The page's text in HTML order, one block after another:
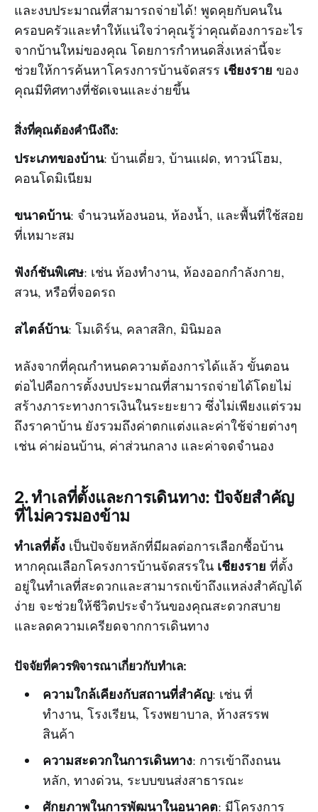
และงบประมาณที่สามารถจ่ายได้! พูดคุยกับคนใน
ครอบครัวและทำให้แน่ใจว่าคุณรู้ว่าคุณต้องการอะไร
จากบ้านใหม่ของคุณ โดยการกำหนดสิ่งเหล่านี้จะ
ช่วยให้การค้นหาโครงการบ้านจัดสรร เชียงราย ของ
คุณมีทิศทางที่ชัดเจนและง่ายขึ้น
สิ่งที่คุณต้องคำนึงถึง:
ประเภทของบ้าน: บ้านเดี่ยว, บ้านแฝด, ทาวน์โฮม,
คอนโดมิเนียม
ขนาดบ้าน: จำนวนห้องนอน, ห้องน้ำ, และพื้นที่ใช้สอย
ที่เหมาะสม
ฟังก์ชันพิเศษ: เช่น ห้องทำงาน, ห้องออกกำลังกาย,
สวน, หรือที่จอดรถ
สไตล์บ้าน: โมเดิร์น, คลาสสิก, มินิมอล
หลังจากที่คุณกำหนดความต้องการได้แล้ว ขั้นตอน
ต่อไปคือการตั้งงบประมาณที่สามารถจ่ายได้โดยไม่
สร้างภาระทางการเงินในระยะยาว ซึ่งไม่เพียงแต่รวม
ถึงราคาบ้าน ยังรวมถึงค่าตกแต่งและค่าใช้จ่ายต่างๆ
เช่น ค่าผ่อนบ้าน, ค่าส่วนกลาง และค่าจดจำนอง
2. ทำเลที่ตั้งและการเดินทาง: ปัจจัยสำคัญ
ที่ไม่ควรมองข้าม
ทำเลที่ตั้ง เป็นปัจจัยหลักที่มีผลต่อการเลือกซื้อบ้าน
หากคุณเลือกโครงการบ้านจัดสรรใน เชียงราย ที่ตั้ง
อยู่ในทำเลที่สะดวกและสามารถเข้าถึงแหล่งสำคัญได้
ง่าย จะช่วยให้ชีวิตประจำวันของคุณสะดวกสบาย
และลดความเครียดจากการเดินทาง
ปัจจัยที่ควรพิจารณาเกี่ยวกับทำเล:
ความใกล้เคียงกับสถานที่สำคัญ: เช่น ที่
ทำงาน, โรงเรียน, โรงพยาบาล, ห้างสรรพ
สินค้า
ความสะดวกในการเดินทาง: การเข้าถึงถนน
หลัก, ทางด่วน, ระบบขนส่งสาธารณะ
ศักยภาพในการพัฒนาในอนาคต: มีโครงการ